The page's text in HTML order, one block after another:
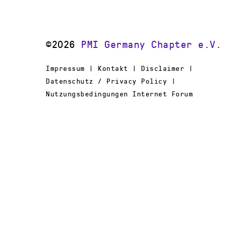
©2026 PMI Germany Chapter e.V.
Impressum | Kontakt | Disclaimer |
Datenschutz / Privacy Policy |
Nutzungsbedingungen Internet Forum